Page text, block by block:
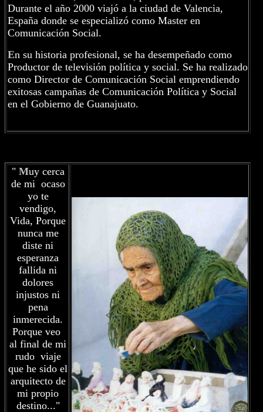
Durante el año 2000 viajó a la ciudad de Valencia,
España donde se especializó como Master en
Comunicación Social.
En su historia profesional, se ha desempeñado como
Productor de televisión política y social. Se ha realizado
como Director de Comunicación Social emprendiendo
exitosas campañas de Comunicación Política y Social
en el Gobierno de Guanajuato.
" Muy cerca
de mi ocaso
yo te
vendigo,
Vida, Porque
nunca me
diste ni
esperanza
fallida ni
dolores
injustos ni
pena
inmerecida.
Porque veo
al final de mi
rudo viaje
que he sido el
arquitecto de
mi propio
destino..."